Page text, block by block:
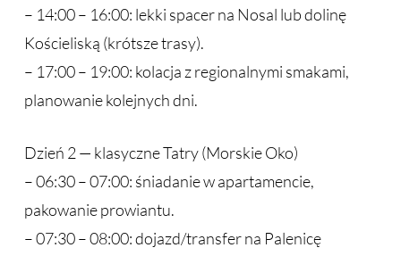
– 14:00 – 16:00: lekki spacer na Nosal lub dolinę
Kościeliską (krótsze trasy).
– 17:00 – 19:00: kolacja z regionalnymi smakami,
planowanie kolejnych dni.
Dzień 2 — klasyczne Tatry (Morskie Oko)
– 06:30 – 07:00: śniadanie w apartamencie,
pakowanie prowiantu.
– 07:30 – 08:00: dojazd/transfer na Palenicę